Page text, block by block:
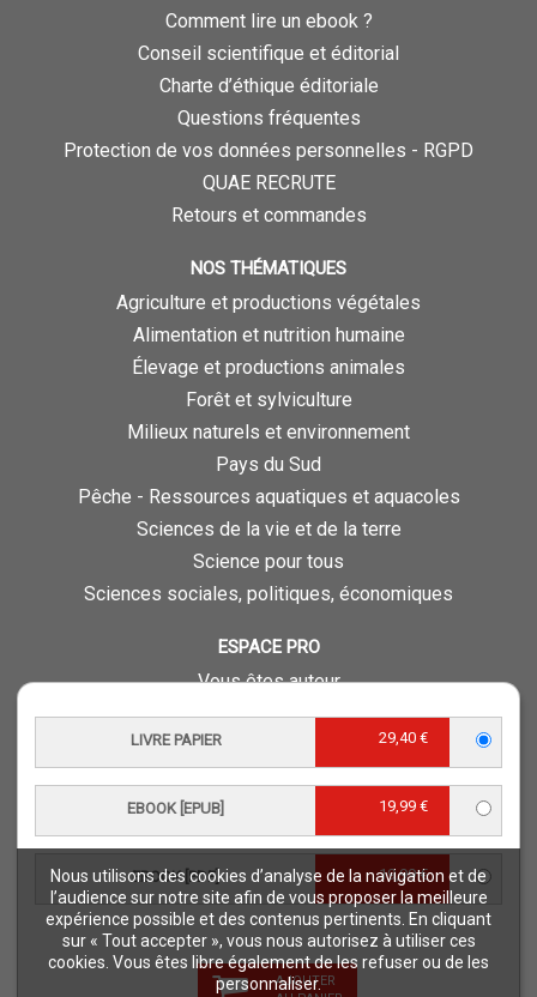
Nous utilisons des cookies d’analyse de la navigation et de
l’audience sur notre site afin de vous proposer la meilleure
expérience possible et des contenus pertinents. En cliquant
sur « Tout accepter », vous nous autorisez à utiliser ces
cookies. Vous êtes libre également de les refuser ou de les
personnaliser.
LIVRE PAPIER 29,40 €
EBOOK [EPUB] 19,99 €
EBOOK [PDF] 19,99 €
AJOUTER
Comment lire un ebook ?
Conseil scientifique et éditorial
Charte d’éthique éditoriale
Questions fréquentes
Protection de vos données personnelles - RGPD
QUAE RECRUTE
Retours et commandes
NOS THÉMATIQUES
Agriculture et productions végétales
Alimentation et nutrition humaine
Élevage et productions animales
Forêt et sylviculture
Milieux naturels et environnement
Pays du Sud
Pêche - Ressources aquatiques et aquacoles
Sciences de la vie et de la terre
Science pour tous
Sciences sociales, politiques, économiques
ESPACE PRO
Vous êtes auteur
Vous êtes journaliste
Vous êtes libraire
Foreign rights
Procédure d'évaluation
NOTRE SITE
Quae © 2018
Mentions légales